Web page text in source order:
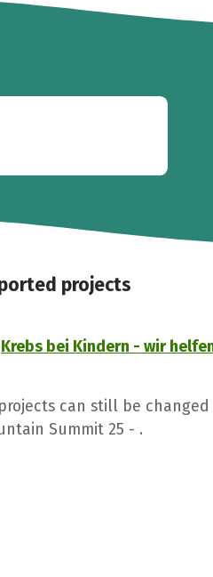
projects
Krebs bei Kindern - wir
can still be
Summit 25 - .